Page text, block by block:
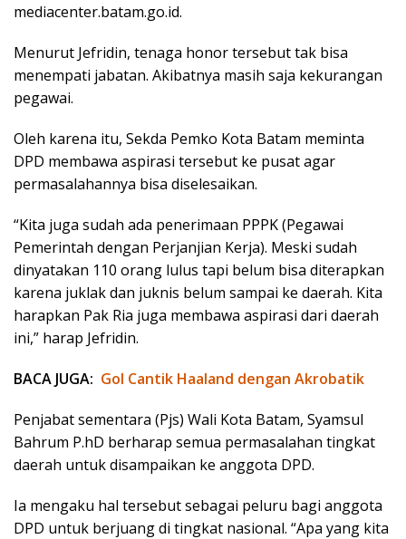
mediacenter.batam.go.id.
Menurut Jefridin, tenaga honor tersebut tak bisa
menempati jabatan. Akibatnya masih saja kekurangan
pegawai.
Oleh karena itu, Sekda Pemko Kota Batam meminta
DPD membawa aspirasi tersebut ke pusat agar
permasalahannya bisa diselesaikan.
“Kita juga sudah ada penerimaan PPPK (Pegawai
Pemerintah dengan Perjanjian Kerja). Meski sudah
dinyatakan 110 orang lulus tapi belum bisa diterapkan
karena juklak dan juknis belum sampai ke daerah. Kita
harapkan Pak Ria juga membawa aspirasi dari daerah
ini,” harap Jefridin.
BACA JUGA: Gol Cantik Haaland dengan Akrobatik
Penjabat sementara (Pjs) Wali Kota Batam, Syamsul
Bahrum P.hD berharap semua permasalahan tingkat
daerah untuk disampaikan ke anggota DPD.
Ia mengaku hal tersebut sebagai peluru bagi anggota
DPD untuk berjuang di tingkat nasional. “Apa yang kita